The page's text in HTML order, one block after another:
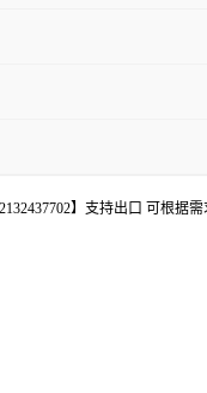
】支持出口 可根据